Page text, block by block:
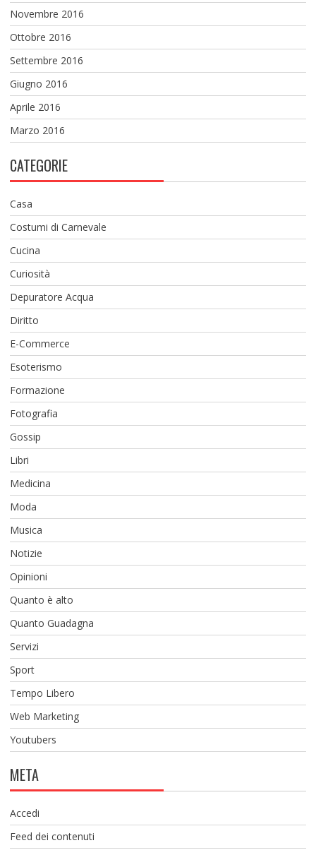
Novembre 2016
Ottobre 2016
Settembre 2016
Giugno 2016
Aprile 2016
Marzo 2016
CATEGORIE
Casa
Costumi di Carnevale
Cucina
Curiosità
Depuratore Acqua
Diritto
E-Commerce
Esoterismo
Formazione
Fotografia
Gossip
Libri
Medicina
Moda
Musica
Notizie
Opinioni
Quanto è alto
Quanto Guadagna
Servizi
Sport
Tempo Libero
Web Marketing
Youtubers
META
Accedi
Feed dei contenuti